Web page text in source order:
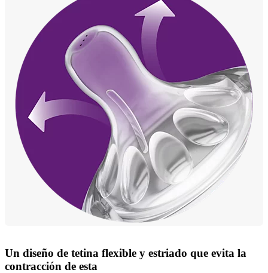
Un diseño de tetina flexible y estriado que evita la
contracción de esta